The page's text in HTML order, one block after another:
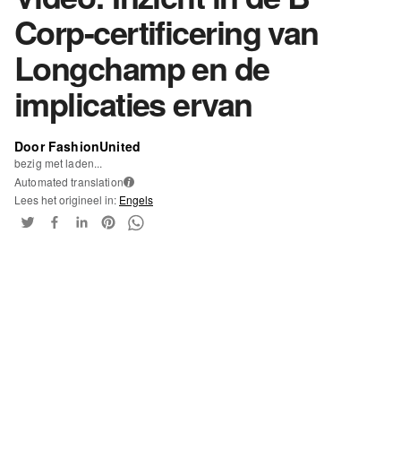
Corp-certificering van
Longchamp en de
implicaties ervan
Door FashionUnited
bezig met laden...
Automated translation i
Lees het origineel in: Engels